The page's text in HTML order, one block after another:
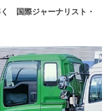
く 国際ジャーナリスト・